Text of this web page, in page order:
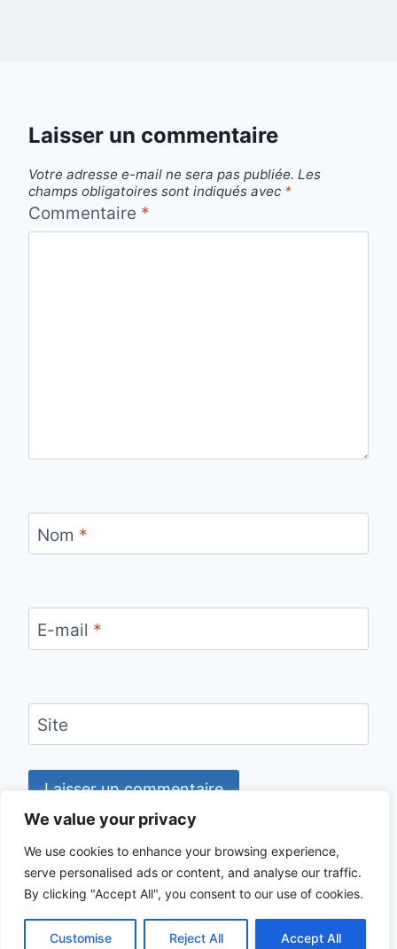
We value your privacy
We use cookies to enhance your browsing experience,
serve personalised ads or content, and analyse our traffic.
By clicking "Accept All", you consent to our use of cookies.
Customise Reject All Accept All
Laisser un commentaire
Votre adresse e-mail ne sera pas publiée. Les
champs obligatoires sont indiqués avec *
Commentaire *
Nom *
E-mail *
Site
© 2026 CHECKLIST VOYAGE - Thème
WordPress parKadence WP